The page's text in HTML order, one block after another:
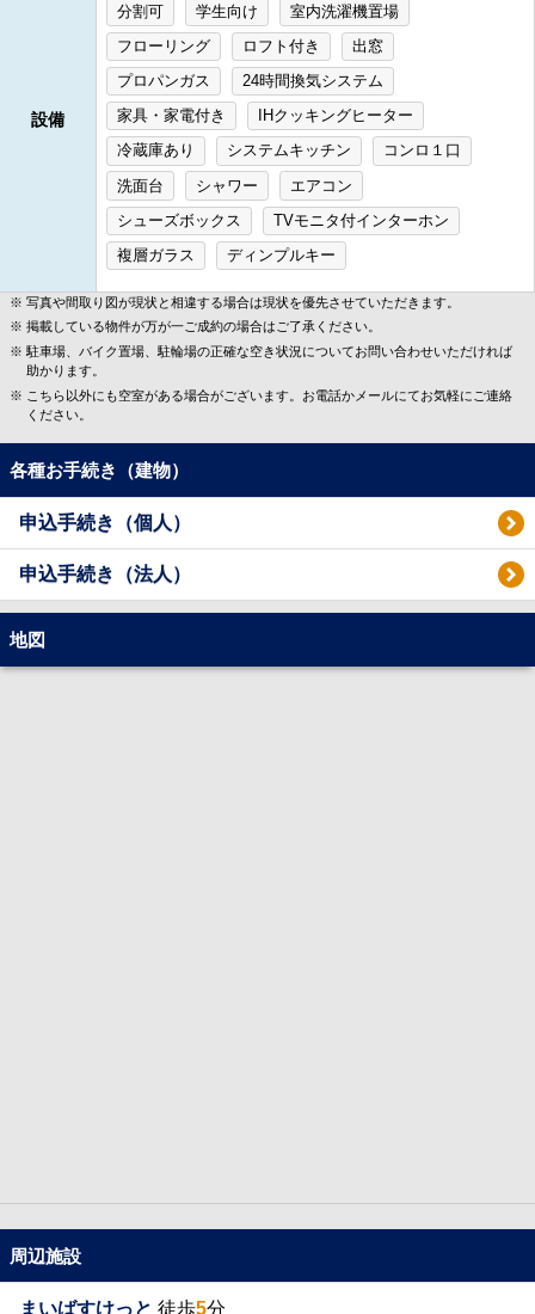
設備
分割可
学生向け
室内洗濯機置場
フローリング
ロフト付き
出窓
プロパンガス
24時間換気システム
家具・家電付き
IHクッキングヒーター
冷蔵庫あり
システムキッチン
コンロ１口
洗面台
シャワー
エアコン
シューズボックス
TVモニタ付インターホン
複層ガラス
ディンプルキー
写真や間取り図が現状と相違する場合は現状を優先させていただきます。
掲載している物件が万が一ご成約の場合はご了承ください。
駐車場、バイク置場、駐輪場の正確な空き状況についてお問い合わせいただければ
助かります。
こちら以外にも空室がある場合がございます。お電話かメールにてお気軽にご連絡
ください。
各種お手続き（建物）
申込手続き（個人）
申込手続き（法人）
地図
周辺施設
まいばすけっと 徒歩5分